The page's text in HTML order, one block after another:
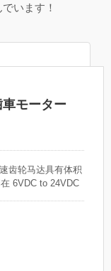
います！
モーター
齿轮马达具有体积
6VDC to 24VDC